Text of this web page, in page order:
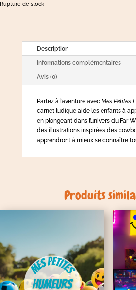
Rupture de stock
Description
Informations complémentaires
Avis (0)
Partez à l’aventure avec Mes Petites
carnet ludique aide les enfants à
en plongeant dans l’univers du Far
des illustrations inspirées des
apprendront à mieux se connaître
Produits